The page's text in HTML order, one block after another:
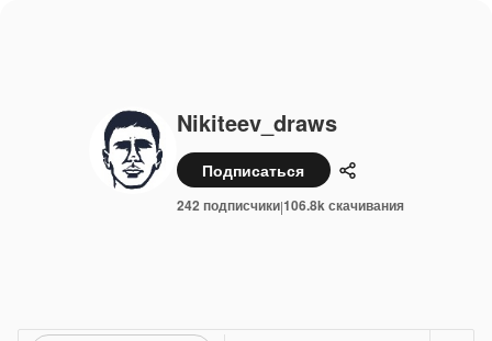
Nikiteev_draws
Подписаться Поделиться
242 подписчики|106.8k скачивания